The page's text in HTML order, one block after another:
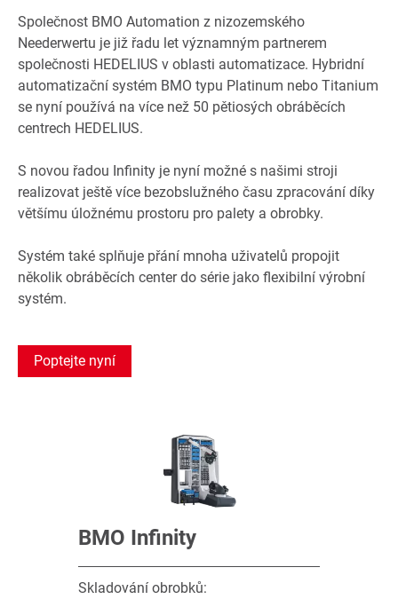
Společnost BMO Automation z nizozemského
Neederwertu je již řadu let významným partnerem
společnosti HEDELIUS v oblasti automatizace. Hybridní
automatizační systém BMO typu Platinum nebo Titanium
se nyní používá na více než 50 pětiosých obráběcích
centrech HEDELIUS.
S novou řadou Infinity je nyní možné s našimi stroji
realizovat ještě více bezobslužného času zpracování díky
většímu úložnému prostoru pro palety a obrobky.
Systém také splňuje přání mnoha uživatelů propojit
několik obráběcích center do série jako flexibilní výrobní
systém.
Poptejte nyní
BMO Infinity
Skladování obrobků: